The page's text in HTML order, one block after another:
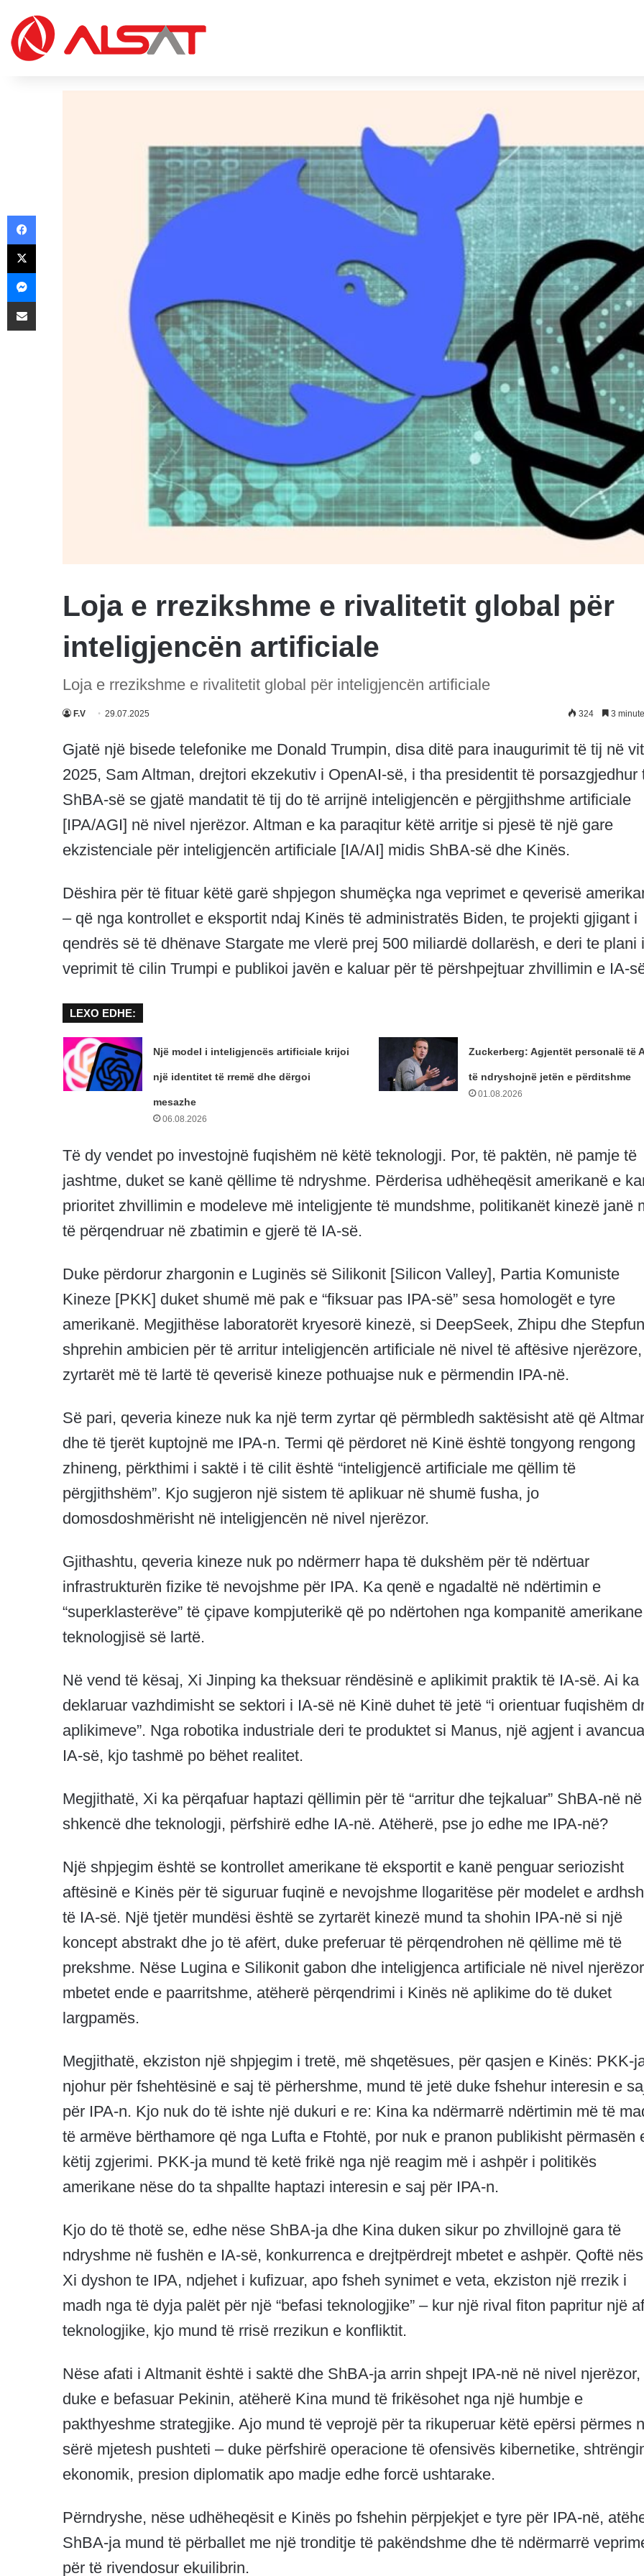
Loja e rrezikshme e rivalitetit global për
inteligjencën artificiale
Loja e rrezikshme e rivalitetit global për inteligjencën artificiale
F.V 29.07.2025 324 3
Gjatë një bisede telefonike me Donald Trumpin, disa ditë para inaugurimit të tij në
2025, Sam Altman, drejtori ekzekutiv i OpenAI-së, i tha presidentit të porsazgjedhur
ShBA-së se gjatë mandatit të tij do të arrijnë inteligjencën e përgjithshme artificiale
[IPA/AGI] në nivel njerëzor. Altman e ka paraqitur këtë arritje si pjesë të një gare
ekzistenciale për inteligjencën artificiale [IA/AI] midis ShBA-së dhe Kinës.
Dëshira për të fituar këtë garë shpjegon shumëçka nga veprimet e qeverisë
– që nga kontrollet e eksportit ndaj Kinës të administratës Biden, te projekti gjigant i
qendrës së të dhënave Stargate me vlerë prej 500 miliardë dollarësh, e deri te plani i
veprimit të cilin Trumpi e publikoi javën e kaluar për të përshpejtuar zhvillimin e IA-
LEXO EDHE:
Një model i inteligjencës artificiale krijoi
një identitet të rremë dhe dërgoi
mesazhe
06.08.2026
Zuckerberg: Agjentët personalë të
të ndryshojnë jetën e përditshme
01.08.2026
Të dy vendet po investojnë fuqishëm në këtë teknologji. Por, të paktën, në pamje të
jashtme, duket se kanë qëllime të ndryshme. Përderisa udhëheqësit amerikanë e
prioritet zhvillimin e modeleve më inteligjente të mundshme, politikanët kinezë janë
të përqendruar në zbatimin e gjerë të IA-së.
Duke përdorur zhargonin e Luginës së Silikonit [Silicon Valley], Partia Komuniste
Kineze [PKK] duket shumë më pak e “fiksuar pas IPA-së” sesa homologët e tyre
amerikanë. Megjithëse laboratorët kryesorë kinezë, si DeepSeek, Zhipu dhe Stepfun
shprehin ambicien për të arritur inteligjencën artificiale në nivel të aftësive njerëzore,
zyrtarët më të lartë të qeverisë kineze pothuajse nuk e përmendin IPA-në.
Së pari, qeveria kineze nuk ka një term zyrtar që përmbledh saktësisht atë që
dhe të tjerët kuptojnë me IPA-n. Termi që përdoret në Kinë është tongyong rengong
zhineng, përkthimi i saktë i të cilit është “inteligjencë artificiale me qëllim të
përgjithshëm”. Kjo sugjeron një sistem të aplikuar në shumë fusha, jo
domosdoshmërisht në inteligjencën në nivel njerëzor.
Gjithashtu, qeveria kineze nuk po ndërmerr hapa të dukshëm për të ndërtuar
infrastrukturën fizike të nevojshme për IPA. Ka qenë e ngadaltë në ndërtimin e
“superklasterëve” të çipave kompjuterikë që po ndërtohen nga kompanitë
teknologjisë së lartë.
Në vend të kësaj, Xi Jinping ka theksuar rëndësinë e aplikimit praktik të IA-së. Ai ka
deklaruar vazhdimisht se sektori i IA-së në Kinë duhet të jetë “i orientuar fuqishëm
aplikimeve”. Nga robotika industriale deri te produktet si Manus, një agjent i
IA-së, kjo tashmë po bëhet realitet.
Megjithatë, Xi ka përqafuar haptazi qëllimin për të “arritur dhe tejkaluar” ShBA-në në
shkencë dhe teknologji, përfshirë edhe IA-në. Atëherë, pse jo edhe me IPA-në?
Një shpjegim është se kontrollet amerikane të eksportit e kanë penguar seriozisht
aftësinë e Kinës për të siguruar fuqinë e nevojshme llogaritëse për modelet e
të IA-së. Një tjetër mundësi është se zyrtarët kinezë mund ta shohin IPA-në si një
koncept abstrakt dhe jo të afërt, duke preferuar të përqendrohen në qëllime më të
prekshme. Nëse Lugina e Silikonit gabon dhe inteligjenca artificiale në nivel njerëzor
mbetet ende e paarritshme, atëherë përqendrimi i Kinës në aplikime do të duket
largpamës.
Megjithatë, ekziston një shpjegim i tretë, më shqetësues, për qasjen e Kinës: PKK-
njohur për fshehtësinë e saj të përhershme, mund të jetë duke fshehur interesin e
për IPA-n. Kjo nuk do të ishte një dukuri e re: Kina ka ndërmarrë ndërtimin më të
të armëve bërthamore që nga Lufta e Ftohtë, por nuk e pranon publikisht përmasën
këtij zgjerimi. PKK-ja mund të ketë frikë nga një reagim më i ashpër i politikës
amerikane nëse do ta shpallte haptazi interesin e saj për IPA-n.
Kjo do të thotë se, edhe nëse ShBA-ja dhe Kina duken sikur po zhvillojnë gara të
ndryshme në fushën e IA-së, konkurrenca e drejtpërdrejt mbetet e ashpër. Qoftë
Xi dyshon te IPA, ndjehet i kufizuar, apo fsheh synimet e veta, ekziston një rrezik i
madh nga të dyja palët për një “befasi teknologjike” – kur një rival fiton papritur një
teknologjike, kjo mund të rrisë rrezikun e konfliktit.
Nëse afati i Altmanit është i saktë dhe ShBA-ja arrin shpejt IPA-në në nivel njerëzor,
duke e befasuar Pekinin, atëherë Kina mund të frikësohet nga një humbje e
pakthyeshme strategjike. Ajo mund të veprojë për ta rikuperuar këtë epërsi përmes
sërë mjetesh pushteti – duke përfshirë operacione të ofensivës kibernetike,
ekonomik, presion diplomatik apo madje edhe forcë ushtarake.
Përndryshe, nëse udhëheqësit e Kinës po fshehin përpjekjet e tyre për IPA-në,
ShBA-ja mund të përballet me një tronditje të pakëndshme dhe të ndërmarrë
për të rivendosur ekuilibrin.
Facebook
X
Messenger
Share via Email